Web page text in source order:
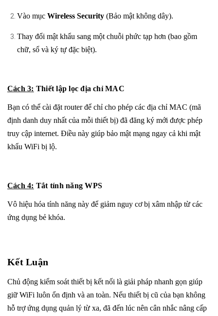
Vào mục Wireless Security (Bảo mật không dây).
Thay đổi mật khẩu sang một chuỗi phức tạp hơn (bao gồm
chữ, số và ký tự đặc biệt).
Cách 3: Thiết lập lọc địa chỉ MAC
Bạn có thể cài đặt router để chỉ cho phép các địa chỉ MAC (mã
định danh duy nhất của mỗi thiết bị) đã đăng ký mới được phép
truy cập internet. Điều này giúp bảo mật mạng ngay cả khi mật
khẩu WiFi bị lộ.
Cách 4: Tắt tính năng WPS
Vô hiệu hóa tính năng này để giảm nguy cơ bị xâm nhập từ các
ứng dụng bẻ khóa.
Kết Luận
Chủ động kiểm soát thiết bị kết nối là giải pháp nhanh gọn giúp
giữ WiFi luôn ổn định và an toàn. Nếu thiết bị cũ của bạn không
hỗ trợ ứng dụng quản lý từ xa, đã đến lúc nên cân nhắc nâng cấp